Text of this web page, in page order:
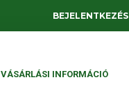
BEJELENTKEZÉS
VÁSÁRLÁSI INFORMÁCIÓ